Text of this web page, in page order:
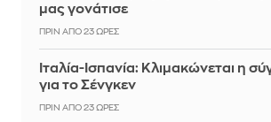
μας γονάτισε
ΠΡΙΝ ΑΠΌ 23 ΏΡΕΣ
Ιταλία-Ισπανία: Κλιμακώνεται η
για το Σένγκεν
ΠΡΙΝ ΑΠΌ 23 ΏΡΕΣ